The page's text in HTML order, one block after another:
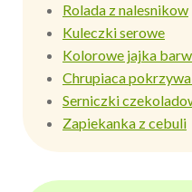
Rolada z nalesnikow
Kuleczki serowe
Kolorowe jajka
Chrupiaca
Serniczki
Zapiekanka z cebuli